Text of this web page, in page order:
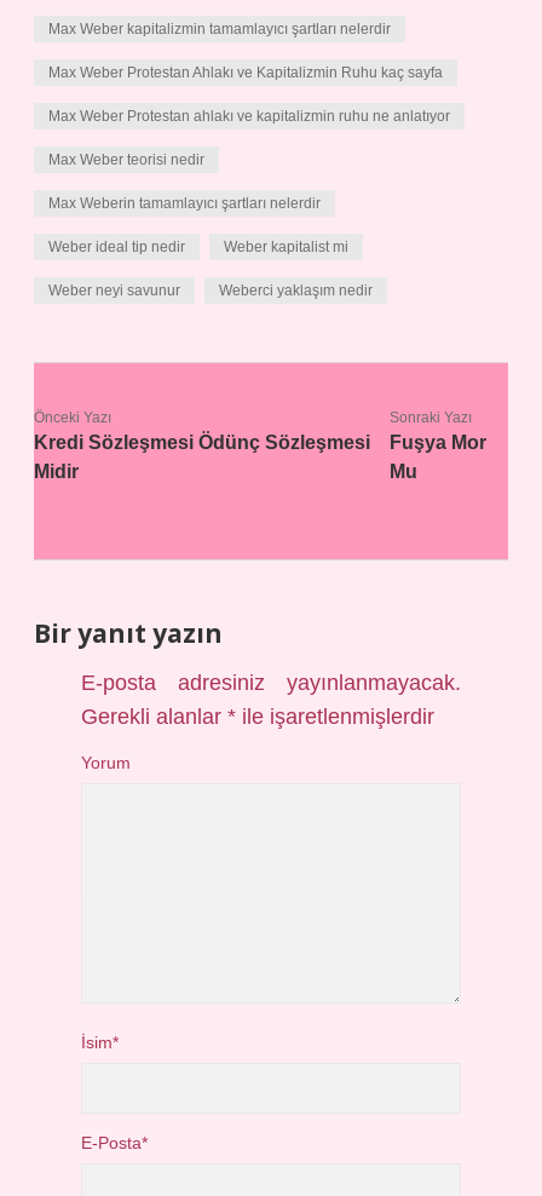
Max Weber kapitalizmin tamamlayıcı şartları nelerdir
Max Weber Protestan Ahlakı ve Kapitalizmin Ruhu kaç sayfa
Max Weber Protestan ahlakı ve kapitalizmin ruhu ne anlatıyor
Max Weber teorisi nedir
Max Weberin tamamlayıcı şartları nelerdir
Weber ideal tip nedir Weber kapitalist mi
Weber neyi savunur Weberci yaklaşım nedir
Önceki Yazı
Kredi Sözleşmesi Ödünç Sözleşmesi
Midir
Sonraki Yazı
Fuşya Mor
Mu
Bir yanıt yazın
E-posta adresiniz yayınlanmayacak.
Gerekli alanlar* ile işaretlenmişlerdir
Yorum
İsim*
E-Posta*